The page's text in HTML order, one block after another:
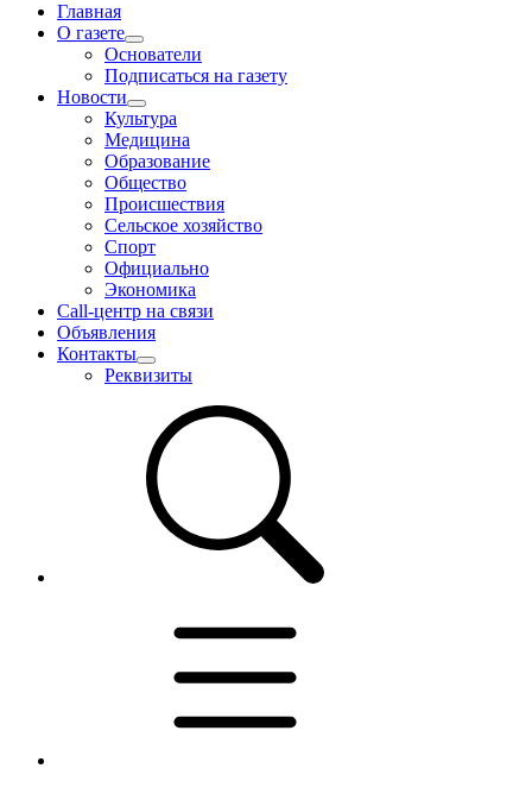
Главная
О газете
Основатели
Подписаться на газету
Новости
Культура
Медицина
Образование
Общество
Происшествия
Сельское хозяйство
Спорт
Официально
Экономика
Call-центр на связи
Объявления
Контакты
Реквизиты